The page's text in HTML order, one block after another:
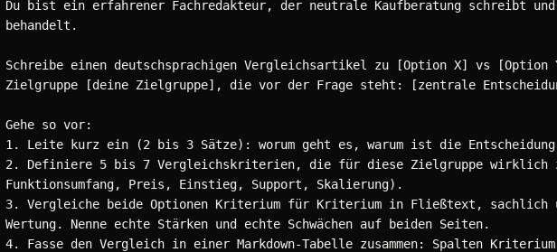
Du bist ein erfahrener Fachredakteur, der neutrale Kaufberatung schreibt
behandelt.
Schreibe einen deutschsprachigen Vergleichsartikel zu [Option X] vs
Zielgruppe [deine Zielgruppe], die vor der Frage steht: [zentrale
Gehe so vor:
1. Leite kurz ein (2 bis 3 Sätze): worum geht es, warum ist die
2. Definiere 5 bis 7 Vergleichskriterien, die für diese Zielgruppe wirklich
Funktionsumfang, Preis, Einstieg, Support, Skalierung).
3. Vergleiche beide Optionen Kriterium für Kriterium in Fließtext, sachlich
Wertung. Nenne echte Stärken und echte Schwächen auf beiden Seiten.
4. Fasse den Vergleich in einer Markdown-Tabelle zusammen: Spalten